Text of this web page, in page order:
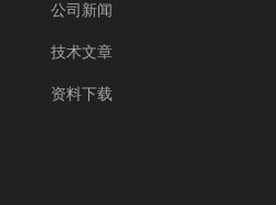
公司新闻
技术文章
资料下载